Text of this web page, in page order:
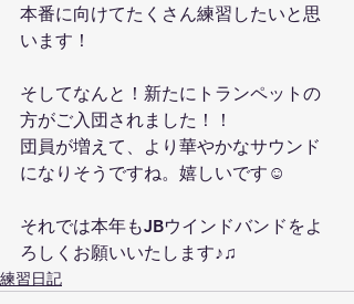
本番に向けてたくさん練習したいと思
います！
そしてなんと！新たにトランペットの
方がご入団されました！！
団員が増えて、より華やかなサウンド
になりそうですね。嬉しいです☺️
それでは本年もJBウインドバンドをよ
ろしくお願いいたします♪♫
練習日記